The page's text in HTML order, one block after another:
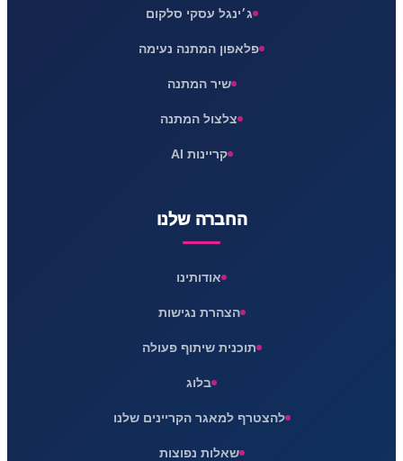
ג׳ינגל עסקי סלקום
פלאפון המתנה נעימה
שיר המתנה
צלצול המתנה
קריינות AI
החברה שלנו
אודותינו
הצהרת נגישות
תוכנית שיתוף פעולה
בלוג
להצטרף למאגר הקריינים שלנו
שאלות נפוצות